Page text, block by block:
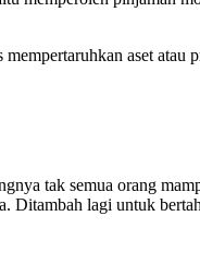
aset atau
tak semua orang
Ditambah lagi untuk